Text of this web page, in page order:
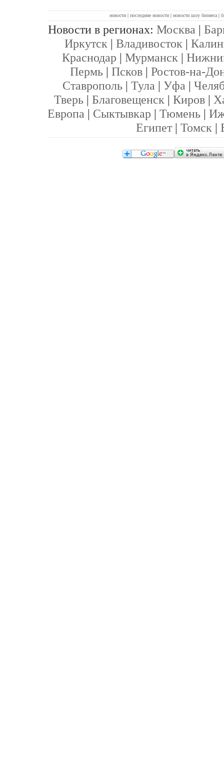
новости| последние новости| новости шоу бизнеса|
Новости в регионах: Москва |
Иркутск | Владивосток |
Краснодар | Мурманск |
Пермь | Псков | Ростов-на-
Ставрополь | Тула | Уфа |
Тверь | Благовещенск | Киров |
Европа | Сыктывкар | Тюмень |
Египет | Томск |